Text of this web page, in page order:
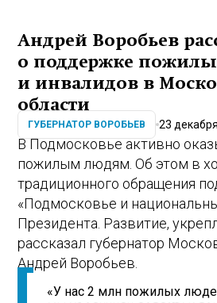
Андрей Воробьев
о поддержке
и инвалидов в
области
ГУБЕРНАТОР ВОРОБЬЕВ 23
В Подмосковье активно
пожилым людям. Об этом в
традиционного обращения
«Подмосковье и
Президента. Развитие,
рассказал губернатор
Андрей Воробьев.
«У нас 2 млн пожилых